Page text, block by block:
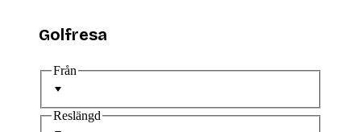
Golfresa
Från
Reslängd